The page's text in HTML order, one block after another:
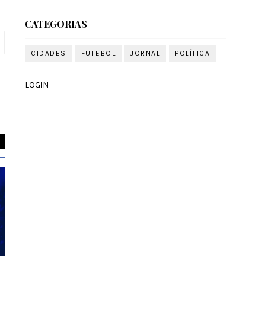
CATEGORIAS
CIDADES FUTEBOL JORNAL POLÍTICA
LOGIN